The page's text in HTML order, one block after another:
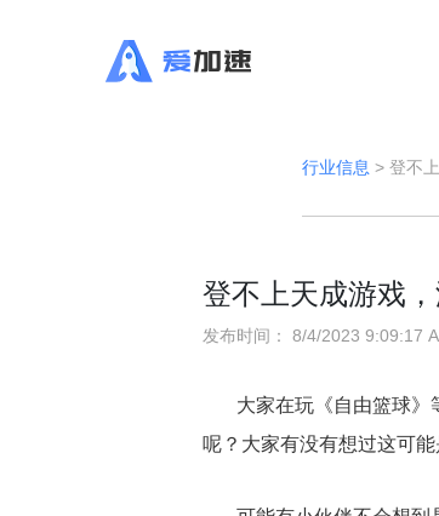
行业信息 > 登不
登不上天成游戏
发布时间： 8/4/2023 9:09:17
大家在玩《自由篮球
呢？大家有没有想过这可